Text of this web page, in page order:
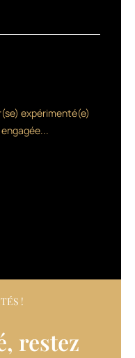
expérimenté(e)
!
restez